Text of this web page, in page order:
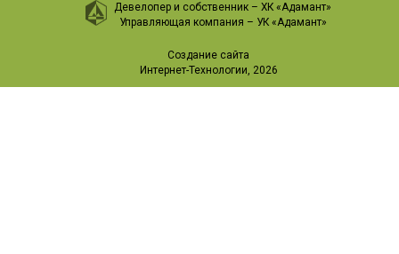
Девелопер и собственник – ХК «Адамант»
Управляющая компания – УК «Адамант»
Создание сайта
Интернет-Технологии, 2026